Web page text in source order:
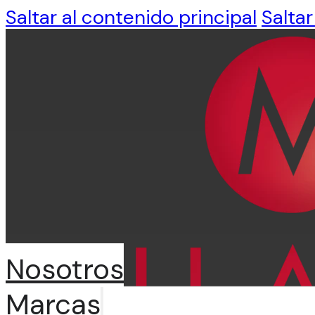
Saltar al contenido principal
Nosotros
Marcas